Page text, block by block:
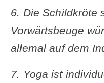
6. Die Schildkröte
Vorwärtsbeuge
allemal auf dem
7. Yoga ist